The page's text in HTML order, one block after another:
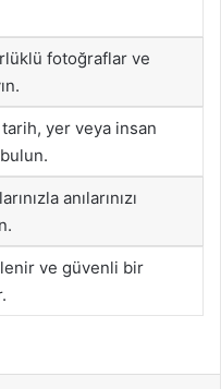
fotoğraflar ve
tarih, yer veya insan
anılarınızı
ve güvenli bir